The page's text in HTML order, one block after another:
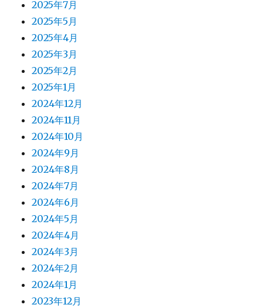
2025年7月
2025年5月
2025年4月
2025年3月
2025年2月
2025年1月
2024年12月
2024年11月
2024年10月
2024年9月
2024年8月
2024年7月
2024年6月
2024年5月
2024年4月
2024年3月
2024年2月
2024年1月
2023年12月